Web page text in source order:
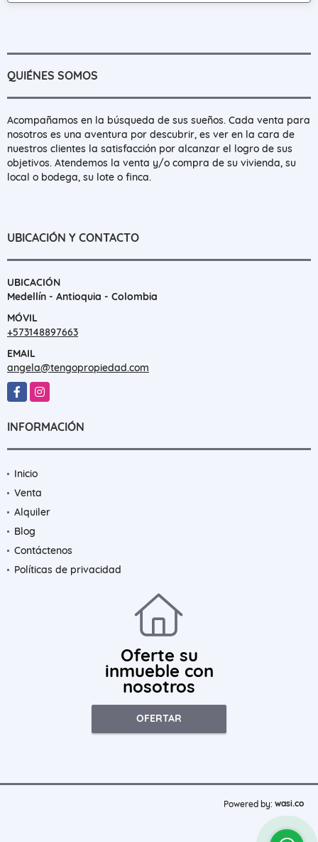
QUIÉNES SOMOS
Acompañamos en la búsqueda de sus sueños. Cada venta para
nosotros es una aventura por descubrir, es ver en la cara de
nuestros clientes la satisfacción por alcanzar el logro de sus
objetivos. Atendemos la venta y/o compra de su vivienda, su
local o bodega, su lote o finca.
UBICACIÓN Y CONTACTO
UBICACIÓN
Medellín - Antioquia - Colombia
MÓVIL
+573148897663
EMAIL
angela@tengopropiedad.com
FacebookInstagram
INFORMACIÓN
Inicio
Venta
Alquiler
Blog
Contáctenos
Políticas de privacidad
Oferte su
inmueble con
nosotros
OFERTAR
Powered by: wasi.co